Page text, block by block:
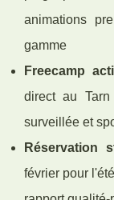
animations
gamme
Freecamp
direct au Tarn
surveillée et
Réservation
février pour